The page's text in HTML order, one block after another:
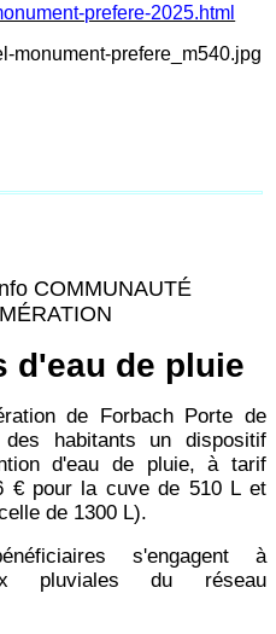
prefere-2025.html
COMMUNAUTÉ
d'eau de pluie
de Forbach Porte de
habitants un dispositif
d'eau de pluie, à tarif
€ pour la cuve de 510 L et
de 1300 L).
s'engagent à
pluviales du réseau